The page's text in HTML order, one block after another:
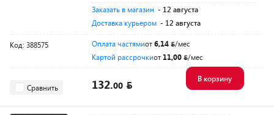
Заказать в магазин - 12 августа
Доставка курьером - 12 августа
Код: 388575 Оплата частямиот6,14
/мес
Картой рассрочкиот 11,00 /мес
Сравнить 132.00
В корзину